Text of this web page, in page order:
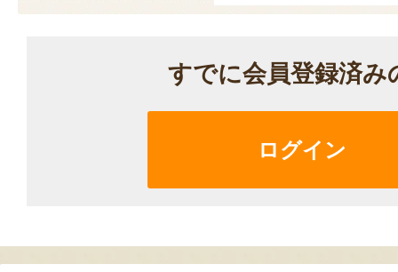
すでに会員登録済み
ログイン